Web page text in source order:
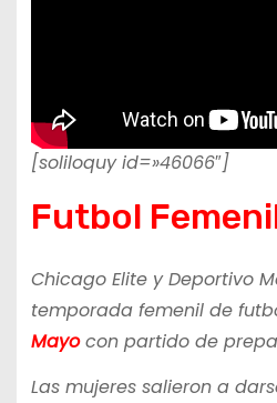
[soliloquy id=»46066″]
Futbol
Chicago Elite y Deportivo
temporada femenil de
Mayocon partido de
Las mujeres salieron a